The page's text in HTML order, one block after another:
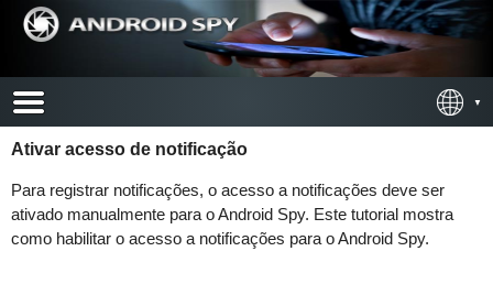
Ativar acesso de notificação
Para registrar notificações, o acesso a notificações deve ser
ativado manualmente para o Android Spy. Este tutorial mostra
como habilitar o acesso a notificações para o Android Spy.